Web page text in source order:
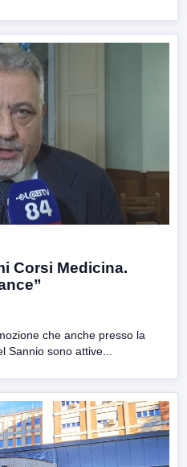
Corsi Medicina.
che anche presso la
Sannio sono attive...